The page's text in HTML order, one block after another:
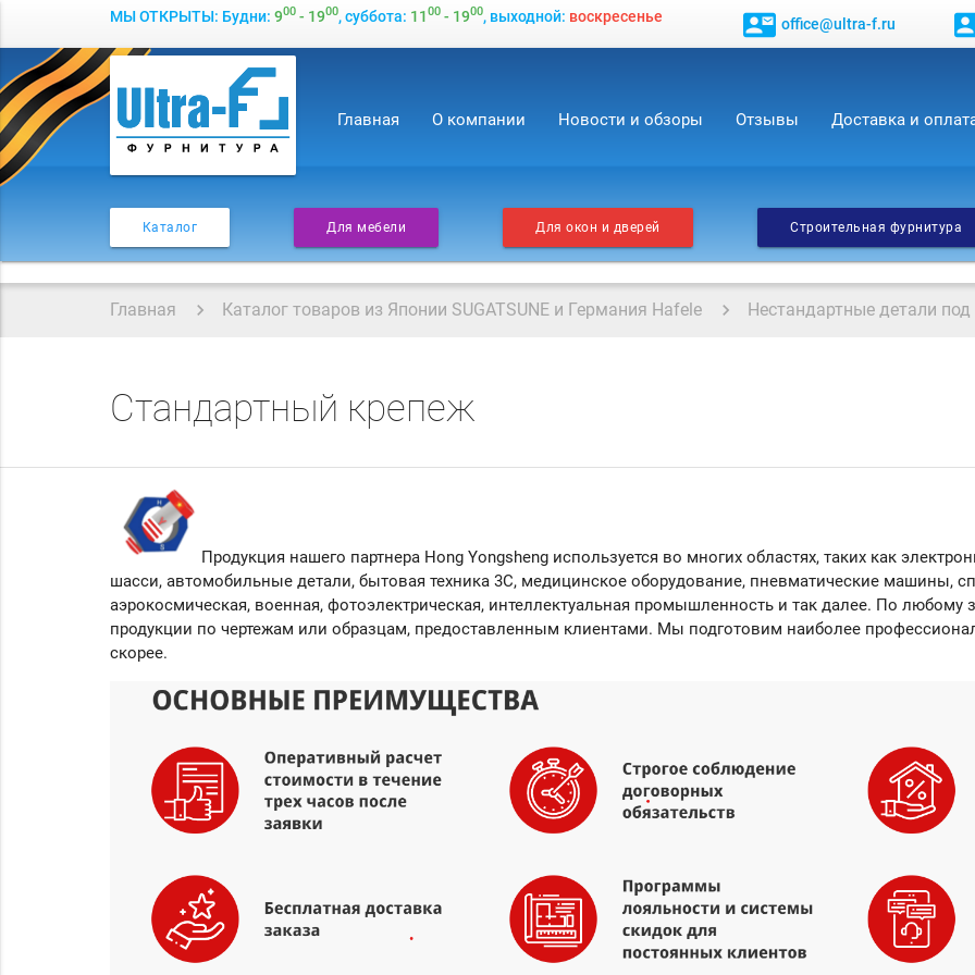
МЫ ОТКРЫТЫ: Будни: 900- 1900, суббота: 1100- 1900, выходной: воскресенье contact_mail office@ultra-f.ru
Главная О компании Новости и обзоры Отзывы Доставка и
Каталог Для мебели Для окон и дверей Строительная фурнитура
Главная Каталог товаров из Японии SUGATSUNE и Германия Hafele Нестандартные детали под
Стандартный крепеж
Продукция нашего партнера Hong Yongsheng используется во многих областях, таких как
шасси, автомобильные детали, бытовая техника 3C, медицинское оборудование, пневматические машины,
аэрокосмическая, военная, фотоэлектрическая, интеллектуальная промышленность и так далее. По любому
продукции по чертежам или образцам, предоставленным клиентами. Мы подготовим наиболее
скорее.